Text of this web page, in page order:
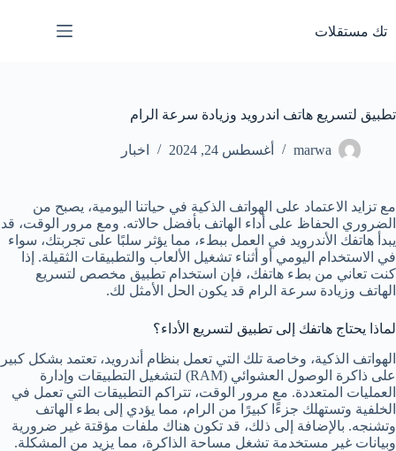
إلى
المحتوى
تك مستقلات
تطبيق لتسريع هاتف اندرويد وزيادة سرعة الرام
marwa أغسطس 24, 2024 اخبار
مع تزايد الاعتماد على الهواتف الذكية في حياتنا اليومية، يصبح من
الضروري الحفاظ على أداء الهاتف بأفضل حالاته. ومع مرور الوقت، قد
يبدأ هاتفك الأندرويد في العمل ببطء، مما يؤثر سلبًا على تجربتك، سواء
في الاستخدام اليومي أو أثناء تشغيل الألعاب والتطبيقات الثقيلة. إذا
كنت تعاني من بطء هاتفك، فإن استخدام تطبيق مخصص لتسريع
الهاتف وزيادة سرعة الرام قد يكون الحل الأمثل لك.
لماذا يحتاج هاتفك إلى تطبيق لتسريع الأداء؟
الهواتف الذكية، وخاصة تلك التي تعمل بنظام أندرويد، تعتمد بشكل كبير
على ذاكرة الوصول العشوائي (RAM) لتشغيل التطبيقات وإدارة
العمليات المتعددة. مع مرور الوقت، تتراكم التطبيقات التي تعمل في
الخلفية وتستهلك جزءًا كبيرًا من الرام، مما يؤدي إلى بطء الهاتف
وتشنجه. بالإضافة إلى ذلك، قد تكون هناك ملفات مؤقتة غير ضرورية
وبيانات غير مستخدمة تشغل مساحة الذاكرة، مما يزيد من المشكلة.